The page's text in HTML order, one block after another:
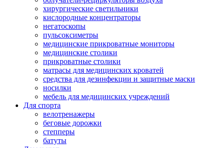
хирургические светильники
кислородные концентраторы
негатоскопы
пульсоксиметры
медицинские прикроватные мониторы
медицинские столики
прикроватные столики
матрасы для медицинских кроватей
средства для дезинфекции и защитные маски
носилки
мебель для медицинских учреждений
Для спорта
велотренажеры
беговые дорожки
степперы
батуты